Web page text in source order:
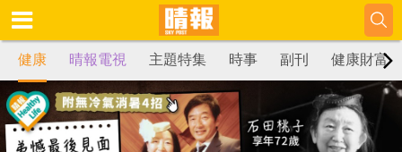
健康 晴報電視 主題特集 時事 副刊 健康財富